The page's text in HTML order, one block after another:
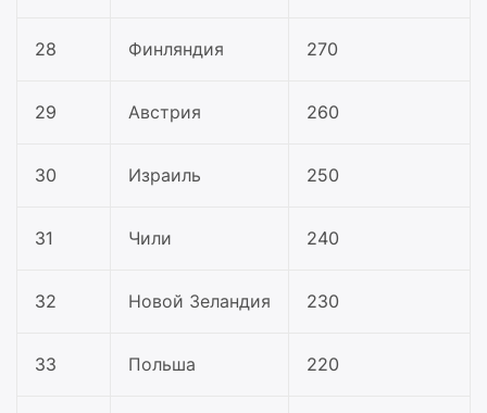
28 Финляндия 270
29 Австрия 260
30 Израиль 250
31 Чили 240
32 Новой Зеландия 230
33 Польша 220